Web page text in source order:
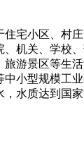
宅小区、村庄
机关、学校
游景区等生
中小型规模工
，水质达到国